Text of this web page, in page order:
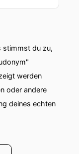
stimmst du zu,
werden
oder andere
deines echten